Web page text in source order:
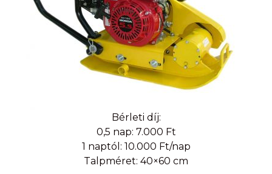
Bérleti díj:
0,5 nap: 7.000 Ft
1 naptól: 10.000 Ft/nap
Talpméret: 40×60 cm